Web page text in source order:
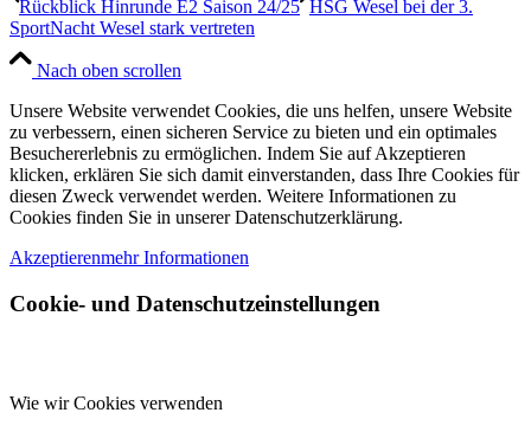
Rückblick Hinrunde E2 Saison 24/25 HSG Wesel bei der 3.
SportNacht Wesel stark vertreten
Nach oben scrollen
Unsere Website verwendet Cookies, die uns helfen, unsere Website
zu verbessern, einen sicheren Service zu bieten und ein optimales
Besuchererlebnis zu ermöglichen. Indem Sie auf Akzeptieren
klicken, erklären Sie sich damit einverstanden, dass Ihre Cookies für
diesen Zweck verwendet werden. Weitere Informationen zu
Cookies finden Sie in unserer Datenschutzerklärung.
Akzeptierenmehr Informationen
Cookie- und Datenschutzeinstellungen
Wie wir Cookies verwenden